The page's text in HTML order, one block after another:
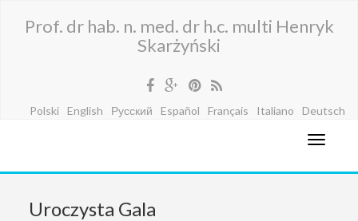
Prof. dr hab. n. med. dr h.c. multi Henryk
Skarżyński
Polski English Русский Español Français Italiano Deutsch
Uroczysta Gala